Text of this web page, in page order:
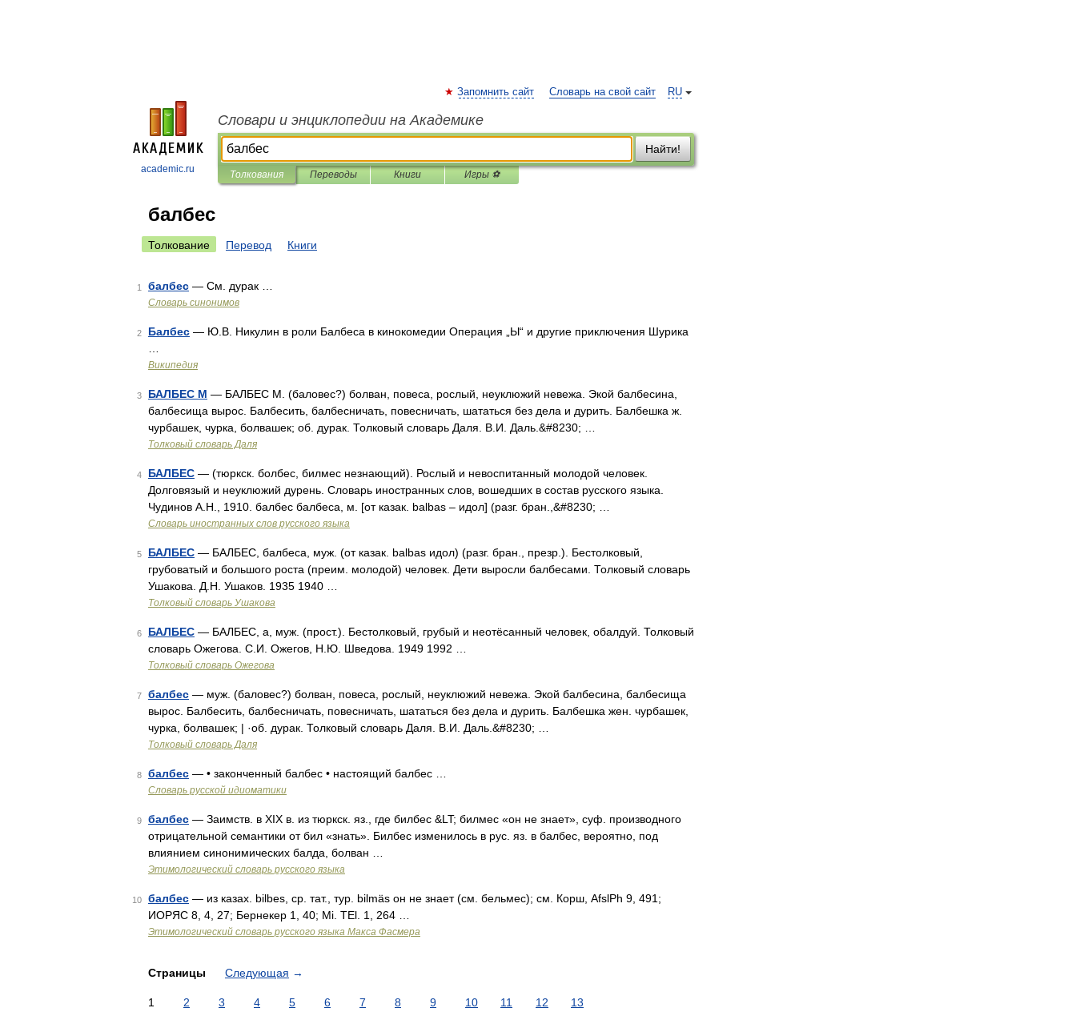
academic.ru
RU
Запомнить сайт Словарь на свой сайт
Словари и энциклопедии на Академике
Найти!
Толкования Переводы Книги Игры ⚽
балбес
Толкование Перевод Книги
1 балбес — См. дурак …
Словарь синонимов
2 Балбес — Ю.В. Никулин в роли Балбеса в кинокомедии Операция „Ы“ и другие приключения Шурика
Википедия
3 БАЛБЕС М — БАЛБЕС М. (баловес?) болван, повеса, рослый, неуклюжий невежа. Экой балбесина,
балбесища вырос. Балбесить, балбесничать, повесничать, шататься без дела и дурить. Балбешка ж.
чурбашек, чурка, болвашек; об. дурак. Толковый словарь Даля. В.И. Даль.&#8230; …
Толковый словарь Даля
4 БАЛБЕС — (тюркск. болбес, билмес незнающий). Рослый и невоспитанный молодой человек.
Долговязый и неуклюжий дурень. Словарь иностранных слов, вошедших в состав русского языка.
Чудинов А.Н., 1910. балбес балбеса, м. [от казак. balbas – идол] (разг. бран.,&#8230; …
Словарь иностранных слов русского языка
5 БАЛБЕС — БАЛБЕС, балбеса, муж. (от казак. balbas идол) (разг. бран., презр.). Бестолковый,
грубоватый и большого роста (преим. молодой) человек. Дети выросли балбесами. Толковый словарь
Ушакова. Д.Н. Ушаков. 1935 1940 …
Толковый словарь Ушакова
6 БАЛБЕС — БАЛБЕС, а, муж. (прост.). Бестолковый, грубый и неотёсанный человек, обалдуй. Толковый
словарь Ожегова. С.И. Ожегов, Н.Ю. Шведова. 1949 1992 …
Толковый словарь Ожегова
7 балбес — муж. (баловес?) болван, повеса, рослый, неуклюжий невежа. Экой балбесина, балбесища
вырос. Балбесить, балбесничать, повесничать, шататься без дела и дурить. Балбешка жен. чурбашек,
чурка, болвашек; | ·об. дурак. Толковый словарь Даля. В.И. Даль.&#8230; …
Толковый словарь Даля
8 балбес — • законченный балбес • настоящий балбес …
Словарь русской идиоматики
9 балбес — Заимств. в XIX в. из тюркск. яз., где билбес &LT; билмес «он не знает», суф. производного
отрицательной семантики от бил «знать». Билбес изменилось в рус. яз. в балбес, вероятно, под
влиянием синонимических балда, болван …
Этимологический словарь русского языка
10 балбес — из казах. bilbes, ср. тат., тур. bilmäs он не знает (см. бельмес); см. Корш, AfslPh 9, 491;
ИОРЯС 8, 4, 27; Бернекер 1, 40; Mi. TEl. 1, 264 …
Этимологический словарь русского языка Макса Фасмера
Страницы Следующая →
1 2 3 4 5 6 7 8 9 10 11 12 13